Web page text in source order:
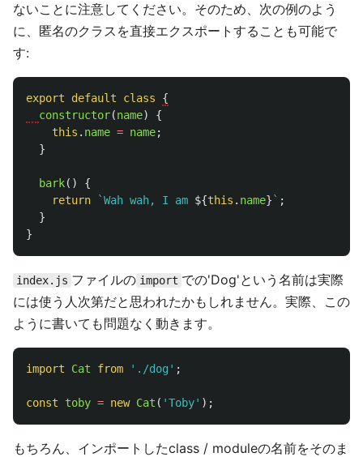
ないことに注意してください。そのため、次の例のよう
に、匿名のクラスを直接エクスポートすることも可能で
す:
export default class
{
constructor(name)
{
this . name = name;
}
bark()
{
return
`Wah wah, I am ${this . name} ` ;
}
}
index.js ファイルの import での'Dog'という名前は実際
には使う人次第だと思われたかもしれません。実際、この
ように書いても問題なく動きます。
import Cat from ' ./dog ' ;
const toby = new Cat ( 'Toby' );
もちろん、インポートしたclass / moduleの名前をそのま